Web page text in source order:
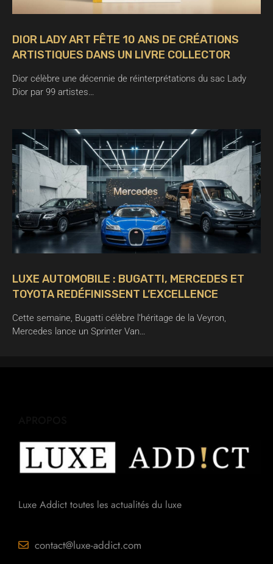
DIOR LADY ART FÊTE 10 ANS DE CRÉATIONS
ARTISTIQUES DANS UN LIVRE COLLECTOR
Dior célèbre une décennie de réinterprétations du sac Lady
Dior par 99 artistes…
LUXE AUTOMOBILE : BUGATTI, MERCEDES ET
TOYOTA REDÉFINISSENT L’EXCELLENCE
Cette semaine, Bugatti célèbre l’héritage de la Veyron,
Mercedes lance un Sprinter Van…
Luxe Addict toutes les actualités du luxe
contact@luxe-addict.com